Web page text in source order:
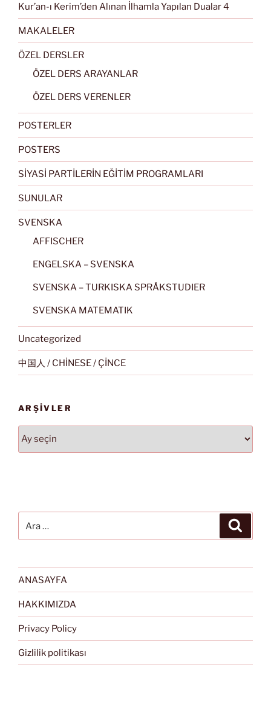
Kur’an-ı Kerim’den Alınan İlhamla Yapılan Dualar 4
MAKALELER
ÖZEL DERSLER
ÖZEL DERS ARAYANLAR
ÖZEL DERS VERENLER
POSTERLER
POSTERS
SİYASİ PARTİLERİN EĞİTİM PROGRAMLARI
SUNULAR
SVENSKA
AFFISCHER
ENGELSKA – SVENSKA
SVENSKA – TURKISKA SPRÅKSTUDIER
SVENSKA MATEMATIK
Uncategorized
中国人 / CHİNESE / ÇİNCE
ARŞIVLER
Arşivler
ANASAYFA
HAKKIMIZDA
Privacy Policy
Gizlilik politikası